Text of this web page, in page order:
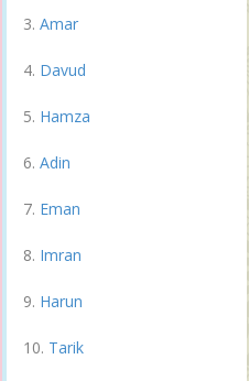
Amar
Davud
Hamza
Adin
Eman
Imran
Harun
Tarik